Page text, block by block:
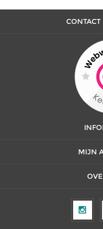
CONTACT
MIJN